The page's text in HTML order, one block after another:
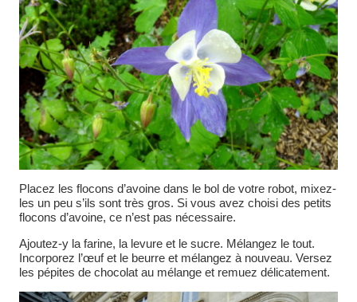
Placez les flocons d’avoine dans le bol de votre robot, mixez-
les un peu s’ils sont très gros. Si vous avez choisi des petits
flocons d’avoine, ce n’est pas nécessaire.
Ajoutez-y la farine, la levure et le sucre. Mélangez le tout.
Incorporez l’œuf et le beurre et mélangez à nouveau. Versez
les pépites de chocolat au mélange et remuez délicatement.